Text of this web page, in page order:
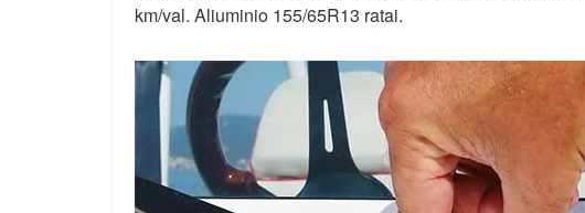
km/val. Aliuminio 155/65R13 ratai.